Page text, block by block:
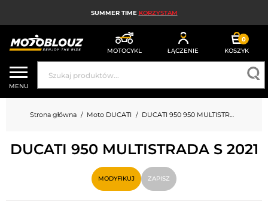
SUMMER TIME KORZYSTAM
MOTOCYKL ŁĄCZENIE
0
KOSZYK
KASK MOTOCYKLOWY
ODZIEŻ MOTOCYKLOWA DLA MĘŻCZYZN
UBRANIA MOTOCYKLOWE DAMSKIE
MX; ENDURO I TRIAL
HIGH-TECH MOTOCYKLOWY
PODUSZKA POWIETRZNA MOTOCYKLOWA
MENU
Strona główna Moto DUCATI DUCATI 950 950 MULTISTRADA S
DUCATI 950 MULTISTRADA S 2021
MODYFIKUJ ZAPISZ